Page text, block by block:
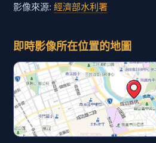
影像來源: 經濟部水利署
即時影像所在位置的地圖